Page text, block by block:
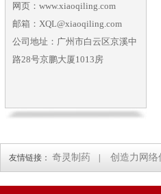
网页：www.xiaoqiling.com
邮箱：XQL@xiaoqiling.com
公司地址：广州市白云区京溪中
路28号京鹏大厦1013房
友情链接： 奇灵制药 创造力网络